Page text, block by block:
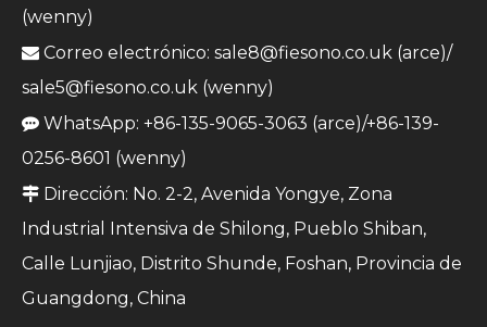
(wenny)
 Correo electrónico: sale8@fiesono.co.uk (arce)/
sale5@fiesono.co.uk (wenny)
 WhatsApp: +86-135-9065-3063 (arce)/+86-139-
0256-8601 (wenny)
 Dirección: No. 2-2, Avenida Yongye, Zona
Industrial Intensiva de Shilong, Pueblo Shiban,
Calle Lunjiao, Distrito Shunde, Foshan, Provincia de
Guangdong, China